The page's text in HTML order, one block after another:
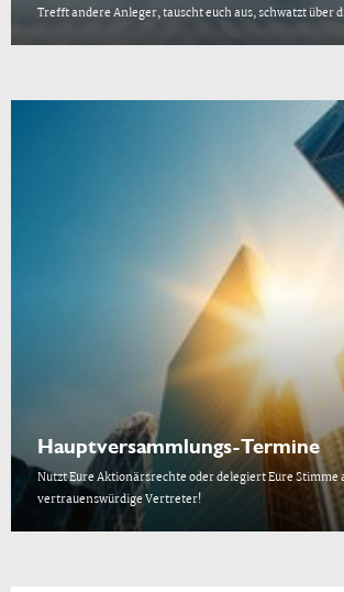
Trefft andere Anleger, tauscht euch aus, schwatzt über
Hauptversammlungs-Termine
Nutzt Eure Aktionärsrechte oder delegiert Eure Stimme
vertrauenswürdige Vertreter!